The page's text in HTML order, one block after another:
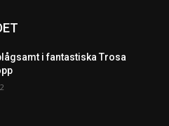
i fantastiska Trosa